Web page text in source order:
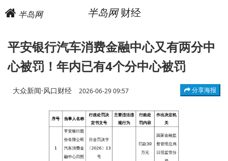
半岛网 半岛网财经
平安银行汽车消费金融中心又有两分中
心被罚！年内已有4个分中心被罚
大众新闻·风口财经 2026-06-29 09:57 分享海报